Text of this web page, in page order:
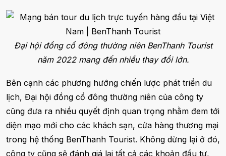
Đại hội đồng cổ đông thường niên BenThanh Tourist
năm 2022 mang đến nhiều thay đổi lớn.
Bên cạnh các phương hướng chiến lược phát triển du
lịch, Đại hội đồng cổ đông thường niên của công ty
cũng đưa ra nhiều quyết định quan trọng nhằm đem tới
diện mạo mới cho các khách sạn, cửa hàng thương mại
trong hệ thống BenThanh Tourist. Không dừng lại ở đó,
công ty cũng sẽ đánh giá lại tất cả các khoản đầu tư,